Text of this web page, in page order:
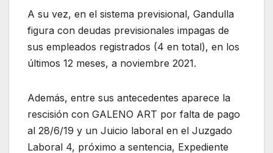
A su vez, en el sistema previsional, Gandulla
figura con deudas previsionales impagas de
sus empleados registrados (4 en total), en los
últimos 12 meses, a noviembre 2021.
Además, entre sus antecedentes aparece la
rescisión con GALENO ART por falta de pago
al 28/6/19 y un Juicio laboral en el Juzgado
Laboral 4, próximo a sentencia, Expediente